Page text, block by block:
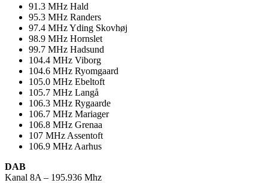
91.3 MHz Hald
95.3 MHz Randers
97.4 MHzYding Skovhøj
98.9 MHz Hornslet
99.7 MHz Hadsund
104.4 MHz Viborg
104.6 MHz Ryomgaard
105.0 MHz Ebeltoft
105.7 MHz Langå
106.3 MHz Rygaarde
106.7 MHz Mariager
106.8 MHz Grenaa
107 MHz Assentoft
106.9 MHz Aarhus
DAB
Kanal 8A – 195.936 Mhz